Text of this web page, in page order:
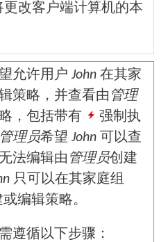
更改客户端计算机的本
允许用户John 在其家
策略，并查看由 管理
，包括带有
强制执
管理员希望John 可以查
法编辑由 管理员创建
只可以在其家庭组
编辑策略。
需遵循以下步骤：